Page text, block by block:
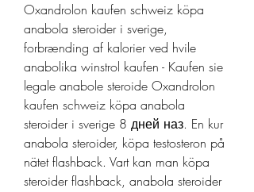
Oxandrolon kaufen schweiz köpa
anabola steroider i sverige,
forbrænding af kalorier ved hvile
anabolika winstrol kaufen - Kaufen sie
legale anabole steroide Oxandrolon
kaufen schweiz köpa anabola
steroider i sverige 8 дней наз. En kur
anabola steroider, köpa testosteron på
nätet flashback. Vart kan man köpa
steroider flashback, anabola steroider